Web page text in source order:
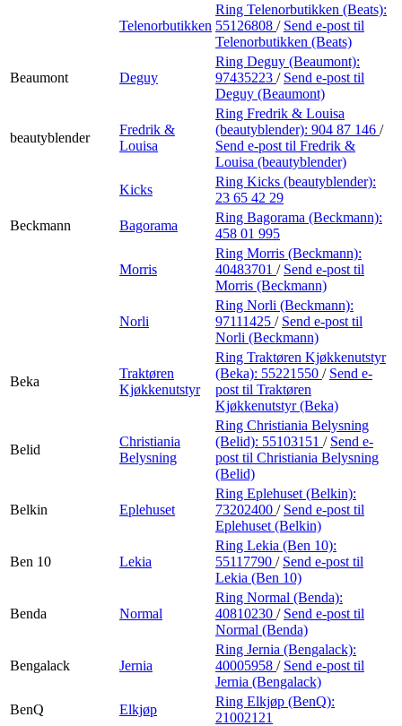
Telenorbutikken
Ring Telenorbutikken (Beats):
55126808 / Send e-post til
Telenorbutikken (Beats)
Beaumont Deguy
Ring Deguy (Beaumont):
97435223 / Send e-post til
Deguy (Beaumont)
beautyblender
Fredrik &
Louisa
Ring Fredrik & Louisa
(beautyblender): 904 87 146 /
Send e-post til Fredrik &
Louisa (beautyblender)
Kicks
Ring Kicks (beautyblender):
23 65 42 29
Beckmann
Bagorama
Ring Bagorama (Beckmann):
458 01 995
Morris
Ring Morris (Beckmann):
40483701 / Send e-post til
Morris (Beckmann)
Norli
Ring Norli (Beckmann):
97111425 / Send e-post til
Norli (Beckmann)
Beka
Traktøren
Kjøkkenutstyr
Ring Traktøren Kjøkkenutstyr
(Beka): 55221550 / Send e-
post til Traktøren
Kjøkkenutstyr (Beka)
Belid
Christiania
Belysning
Ring Christiania Belysning
(Belid): 55103151 / Send e-
post til Christiania Belysning
(Belid)
Belkin Eplehuset
Ring Eplehuset (Belkin):
73202400 / Send e-post til
Eplehuset (Belkin)
Ben 10 Lekia
Ring Lekia (Ben 10):
55117790 / Send e-post til
Lekia (Ben 10)
Benda Normal
Ring Normal (Benda):
40810230 / Send e-post til
Normal (Benda)
Bengalack Jernia
Ring Jernia (Bengalack):
40005958 / Send e-post til
Jernia (Bengalack)
BenQ
Elkjøp
Ring Elkjøp (BenQ):
21002121